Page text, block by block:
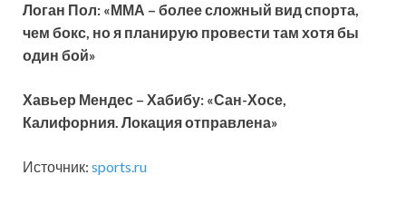
Логан Пол: «ММА – более сложный вид спорта,
чем бокс, но я планирую провести там хотя бы
один бой»
Хавьер Мендес – Хабибу: «Сан-Хосе,
Калифорния. Локация отправлена»
Источник: sports.ru